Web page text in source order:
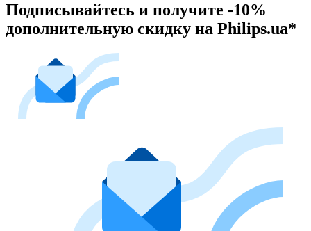
Подписывайтесь и получите -10%
дополнительную скидку на Philips.ua*